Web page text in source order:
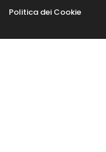
Politica dei Cookie